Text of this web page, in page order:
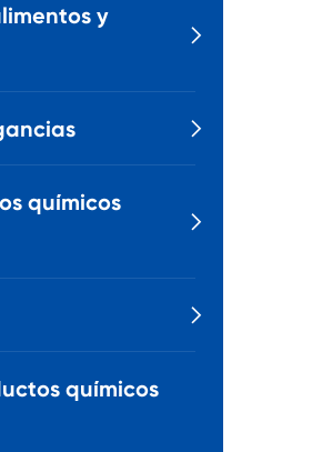
y


químicos


químicos